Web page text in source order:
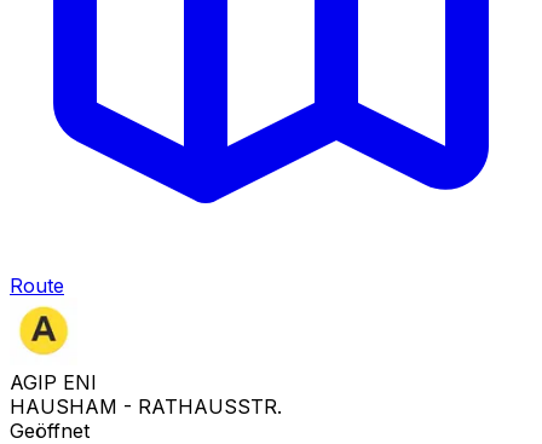
Route
AGIP ENI
HAUSHAM - RATHAUSSTR.
Geöffnet